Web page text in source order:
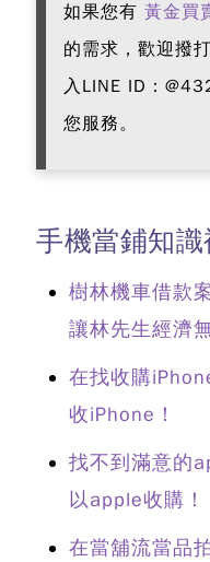
如果您有 黃金買
的需求，歡迎撥打
入LINE ID：
您服務。
手機當鋪知
樹林機車借款
讓林先生經濟
在找收購
收iPhone！
找不到滿意的
以apple收購！
在當舖流當品